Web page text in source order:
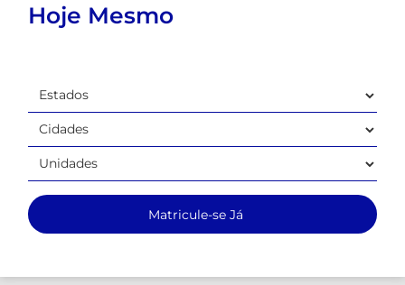
Hoje Mesmo
Matricule-se Já